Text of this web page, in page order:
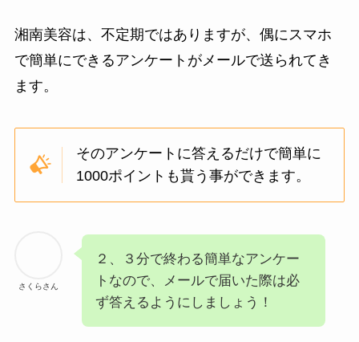
湘南美容は、不定期ではありますが、偶にスマホ
で簡単にできるアンケートがメールで送られてき
ます。
そのアンケートに答えるだけで簡単に
1000ポイントも貰う事ができます。
さくらさん
２、３分で終わる簡単なアンケー
トなので、メールで届いた際は必
ず答えるようにしましょう！